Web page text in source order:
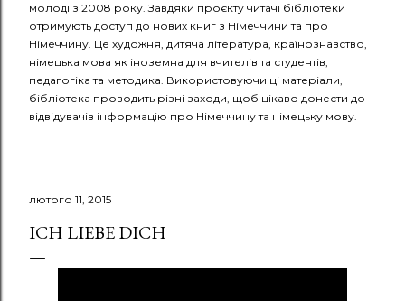
молоді з 2008 року. Завдяки проєкту читачі бібліотеки
отримують доступ до нових книг з Німеччини та про
Німеччину. Це художня, дитяча література, країнознавство,
німецька мова як іноземна для вчителів та студентів,
педагогіка та методика. Використовуючи ці матеріали,
бібліотека проводить різні заходи, щоб цікаво донести до
відвідувачів інформацію про Німеччину та німецьку мову.
лютого 11, 2015
ICH LIEBE DICH